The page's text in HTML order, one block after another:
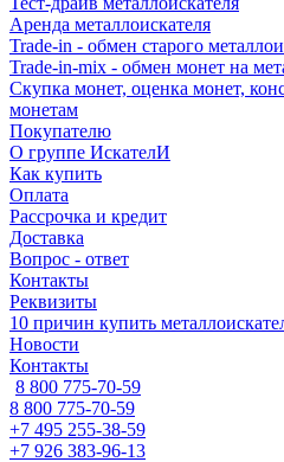
Аренда металлоискателя
Trade-in - обмен старого
Trade-in-mix - обмен монет на
Скупка монет, оценка монет,
монетам
Покупателю
О группе ИскателИ
Как купить
Оплата
Рассрочка и кредит
Доставка
Вопрос - ответ
Контакты
Реквизиты
10 причин купить
Новости
Контакты
8 800 775-70-59
8 800 775-70-59
+7 495 255-38-59
+7 926 383-96-13